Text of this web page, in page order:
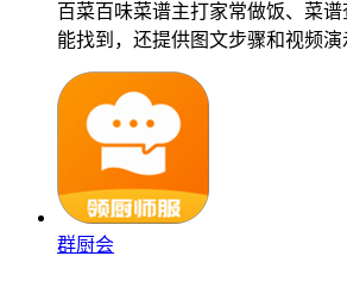
百菜百味菜谱主打家常做饭、菜
能找到，还提供图文步骤和视频
群厨会